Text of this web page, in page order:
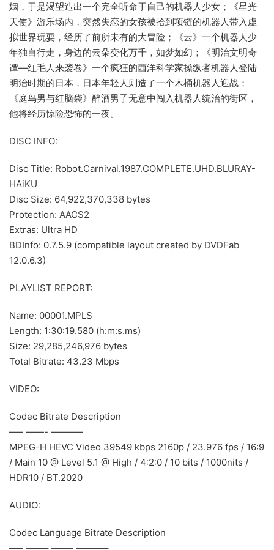
姻，于是渴望造出一个完全听命于自己的机器人少女；《星光
天使》游乐场内，突然失恋的女孩被拾到项链的机器人带入虚
拟世界玩耍，经历了前所未有的大冒险；《云》一个机器人少
年独自行走，身边的云朵变化万千，如梦如幻；《明治文明奇
谭—红毛人来袭卷》一个疯狂的西洋科学家操纵者机器人登陆
明治时期的日本，日本年轻人则造了一个木桶机器人迎战；
《庭鸟男与红脑袋》醉酒男子无意中闯入机器人统治的街区，
他将经历惊险恐怖的一夜。
DISC INFO:
Disc Title: Robot.Carnival.1987.COMPLETE.UHD.BLURAY-
HAiKU
Disc Size: 64,922,370,338 bytes
Protection: AACS2
Extras: Ultra HD
BDInfo: 0.7.5.9 (compatible layout created by DVDFab
12.0.6.3)
PLAYLIST REPORT:
Name: 00001.MPLS
Length: 1:30:19.580 (h:m:s.ms)
Size: 29,285,246,976 bytes
Total Bitrate: 43.23 Mbps
VIDEO:
Codec Bitrate Description
—– ——- ———–
MPEG-H HEVC Video 39549 kbps 2160p / 23.976 fps / 16:9
/ Main 10 @ Level 5.1 @ High / 4:2:0 / 10 bits / 1000nits /
HDR10 / BT.2020
AUDIO:
Codec Language Bitrate Description